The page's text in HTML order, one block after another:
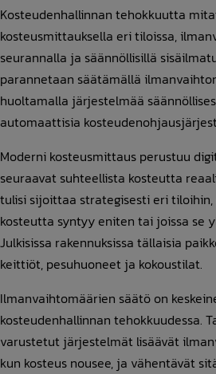
Kosteudenhallinnan tehokkuutta
kosteusmittauksella eri tiloissa,
seurannalla ja säännöllisillä
parannetaan säätämällä
huoltamalla järjestelmää
automaattisia
Moderni kosteusmittaus perustuu
seuraavat suhteellista kosteutta
tulisi sijoittaa strategisesti eri
kosteutta syntyy eniten tai joissa se
Julkisissa rakennuksissa tällaisia
keittiöt, pesuhuoneet ja kokoustilat.
Ilmanvaihtomäärien säätö on
kosteudenhallinnan tehokkuudessa.
varustetut järjestelmät lisäävät
kun kosteus nousee, ja vähentävät